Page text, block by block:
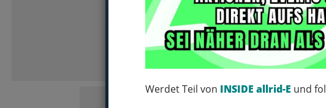
Werdet Teil von INSIDE allrid-E und